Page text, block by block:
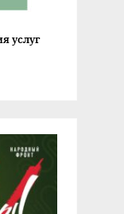
услуг